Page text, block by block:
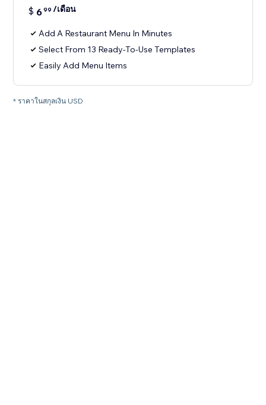
$ 699 /เดือน
Add A Restaurant Menu In Minutes
Select From 13 Ready-To-Use Templates
Easily Add Menu Items
* ราคาในสกุลเงิน USD